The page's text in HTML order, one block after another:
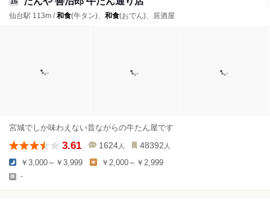
仙台駅 113m /和食(牛タン)、 和食(おでん)、居酒屋
宮城でしか味わえない昔ながらの牛たん屋です
3.61 1624 人 48392 人
￥3,000～￥3,999 ￥2,000～￥2,999
-